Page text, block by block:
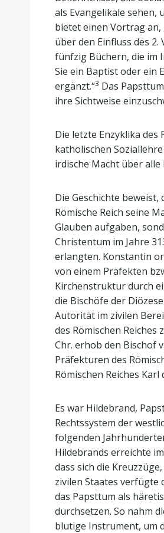
als Evangelikale sehen,
bietet einen Vortrag an,
über den Einfluss des
fünfzig Büchern, die im
Sie ein Baptist oder ein
ergänzt.“3 Das
ihre Sichtweise
Die letzte Enzyklika
katholischen
irdische Macht über
Die Geschichte
Römische Reich seine
Glauben aufgaben,
Christentum im Jahre
erlangten. Konstantin
von einem Präfekten
Kirchenstruktur durch
die Bischöfe der
Autorität im zivilen
des Römischen
Chr. erhob den Bischof
Präfekturen des
Römischen Reiches
Es war Hildebrand,
Rechtssystem der
folgenden
Hildebrands erreichte
dass sich die
zivilen Staates verfügte
das Papsttum als
durchsetzen. So nahm
blutige Instrument, um